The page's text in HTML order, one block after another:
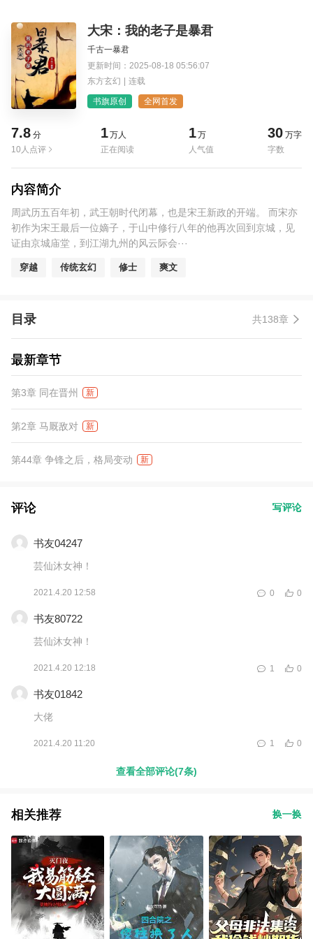
大宋：我的老子是暴君
千古一暴君
更新时间：2025-08-18 05:56:07
东方玄幻
连载
书旗原创 全网首发
7.8 分
10人点评
1万人
正在阅读
1万
人气值
30 万字
字数
内容简介
周武历五百年初，武王朝时代闭幕，也是宋王新政的开端。 而宋亦
初作为宋王最后一位嫡子，于山中修行八年的他再次回到京城，见
证由京城庙堂，到江湖九州的风云际会···
穿越 传统玄幻 修士 爽文
目录 共138章
最新章节
第3章 同在晋州 新
第2章 马厩敌对 新
第44章 争锋之后，格局变动 新
评论 写评论
书友04247
芸仙沐女神！
2021.4.20 12:58 0
0
书友80722
芸仙沐女神！
2021.4.20 12:18 0
1
书友01842
大佬
2021.4.20 11:20 0
1
查看全部评论(7条)
相关推荐 换一换